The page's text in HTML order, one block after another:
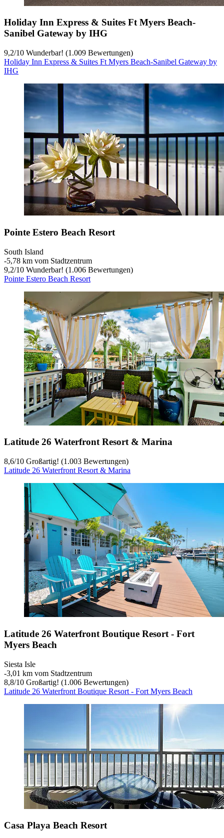
Holiday Inn Express & Suites Ft Myers Beach-
Sanibel Gateway by IHG
9,2/10 Wunderbar! (1.009 Bewertungen)
Holiday Inn Express & Suites Ft Myers Beach-Sanibel Gateway by
IHG
Pointe Estero Beach Resort
South Island
‐5,78 km vom Stadtzentrum
9,2/10 Wunderbar! (1.006 Bewertungen)
Pointe Estero Beach Resort
Latitude 26 Waterfront Resort & Marina
8,6/10 Großartig! (1.003 Bewertungen)
Latitude 26 Waterfront Resort & Marina
Latitude 26 Waterfront Boutique Resort - Fort
Myers Beach
Siesta Isle
‐3,01 km vom Stadtzentrum
8,8/10 Großartig! (1.006 Bewertungen)
Latitude 26 Waterfront Boutique Resort - Fort Myers Beach
Casa Playa Beach Resort